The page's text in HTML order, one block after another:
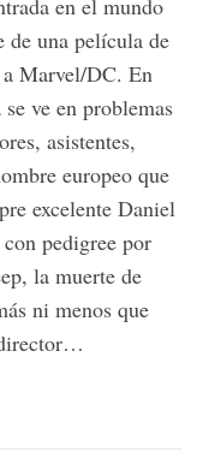
en el mundo
de una película de
a Marvel/DC. En
ve en problemas
asistentes,
europeo que
excelente Daniel
pedigree por
la muerte de
ni menos que